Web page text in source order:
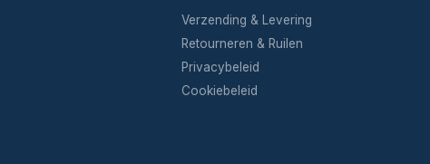
Verzending & Levering
Retourneren & Ruilen
Privacybeleid
Cookiebeleid